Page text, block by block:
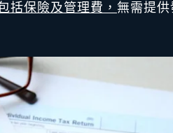
括保險及管理費， 無需提